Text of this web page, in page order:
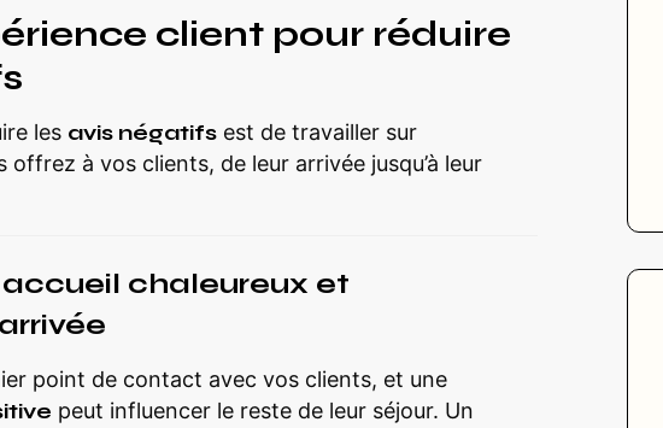
client pour réduire
les avis négatifs est de travailler sur
offrez à vos clients, de leur arrivée jusqu’à leur
accueil chaleureux et
point de contact avec vos clients, et une
peut influencer le reste de leur séjour. Un